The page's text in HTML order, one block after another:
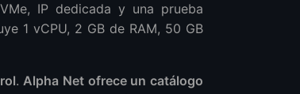
IP dedicada y una prueba
1 vCPU, 2 GB de RAM, 50 GB
.Alpha Net ofrece un catálogo